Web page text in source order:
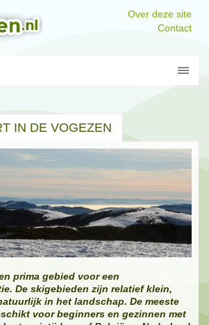
Over deze site
Contact
IN DE VOGEZEN
prima gebied voor een
De skigebieden zijn relatief klein,
in het landschap. De meeste
voor beginners en gezinnen met